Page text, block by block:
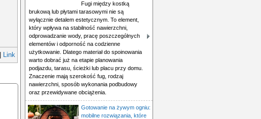
Link
Fugi między kostką
brukową lub płytami tarasowymi nie są
wyłącznie detalem estetycznym. To element,
który wpływa na stabilność nawierzchni,
odprowadzanie wody, pracę poszczególnych
elementów i odporność na codzienne
użytkowanie. Dlatego materiał do spoinowania
warto dobrać już na etapie planowania
podjazdu, tarasu, ścieżki lub placu przy domu.
Znaczenie mają szerokość fug, rodzaj
nawierzchni, sposób wykonania podbudowy
oraz przewidywane obciążenia.
Gotowanie na żywym ogniu:
mobilne rozwiązania, które